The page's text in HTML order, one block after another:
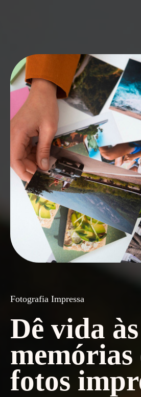
Fotografia Impressa
Dê vida
memórias
fotos